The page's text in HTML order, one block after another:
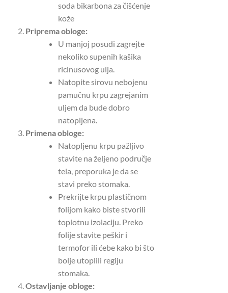
soda bikarbona za čišćenje
kože
Priprema obloge:
U manjoj posudi zagrejte
nekoliko supenih kašika
ricinusovog ulja.
Natopite sirovu nebojenu
pamučnu krpu zagrejanim
uljem da bude dobro
natopljena.
Primena obloge:
Natopljenu krpu pažljivo
stavite na željeno područje
tela, preporuka je da se
stavi preko stomaka.
Prekrijte krpu plastičnom
folijom kako biste stvorili
toplotnu izolaciju. Preko
folije stavite peškir i
termofor ili ćebe kako bi što
bolje utoplili regiju
stomaka.
Ostavljanje obloge: